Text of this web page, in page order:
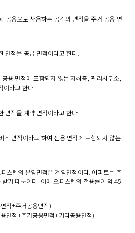
공용으로 사용하는 공간의 면적을 주거 공용 면
면적을 공급 면적이라고 한다.
용 면적에 포함되지 않는 지하층, 관리사무소,
이라고 한다.
면적을 계약 면적이라고 한다.
스 면적이라고 하여 전용 면적에 포함되지 않는
스텔의 분양면적은 계약면적이다. 아파트는 주
기 때문이다. 이에 오피스텔의 전용률이 약 45
적+주거공용면적)
면적+주거공용면적+기타공용면적)